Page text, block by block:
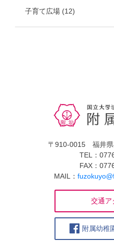
子育て広場 (12)
〒910-0015 福井県
TEL：
FAX：
MAIL：
交通ア
附属幼稚